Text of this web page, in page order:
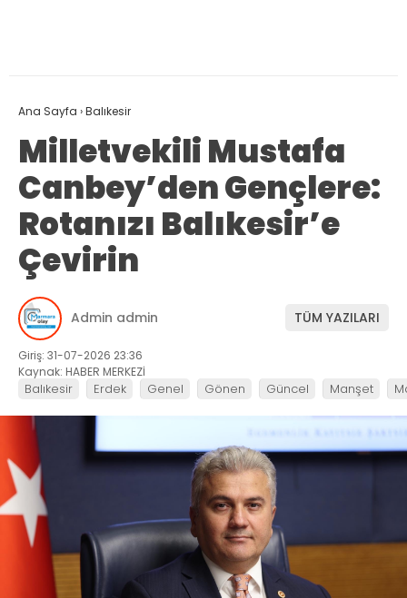
Ana Sayfa ›Balıkesir
Milletvekili Mustafa
Canbey’den Gençlere:
Rotanızı Balıkesir’e
Çevirin
Admin admin TÜM YAZILARI
Giriş: 31-07-2026 23:36
Kaynak: HABER MERKEZİ
Balıkesir Erdek Genel Gönen Güncel Manşet